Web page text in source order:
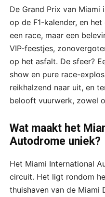
De Grand Prix van Miami
op de F1-kalender, en
een race, maar een
VIP-feestjes,
op het asfalt. De sfeer?
show en pure race-
reikhalzend naar uit, en
belooft vuurwerk, zowel
Wat maakt het
Autodrome uniek?
Het Miami International
circuit. Het ligt rondom
thuishaven van de Miami